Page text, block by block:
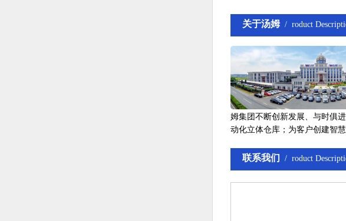
关于汤姆/ roduct
姆集团不断创新发展、与时俱
动化立体仓库；为客户创建智
联系我们 / roduct